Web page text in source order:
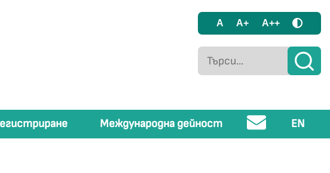
A A+ A++
Международна дейност EN